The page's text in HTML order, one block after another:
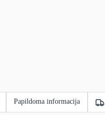
Papildoma informacija